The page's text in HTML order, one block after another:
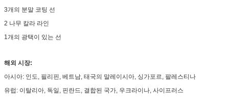
3개의 분말 코팅 선
2 나무 칼라 라인
1개의 광택이 있는 선
해외 시장:
아시아: 인도, 필리핀, 베트남, 태국의 말레이시아, 싱가포르, 팔레스티나
유럽: 이탈리아, 독일, 핀란드, 결합된 국가, 우크라이나, 사이프러스